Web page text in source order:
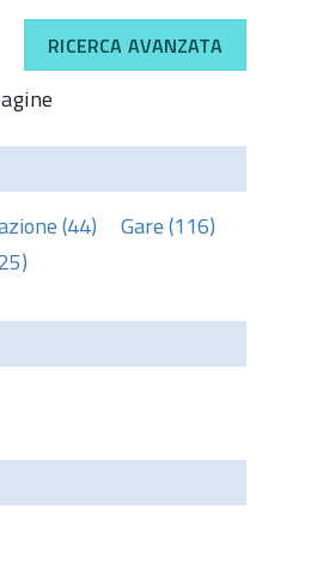
RICERCA AVANZATA
(44)
Gare (116)